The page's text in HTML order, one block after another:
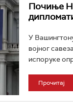
Почиње
У
војног
испоруке
Прочитај